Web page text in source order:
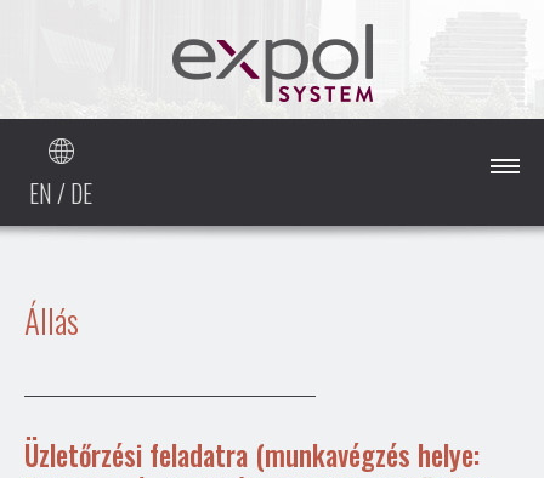
EN/DE
Állás
Üzletőrzési feladatra (munkavégzés helye: